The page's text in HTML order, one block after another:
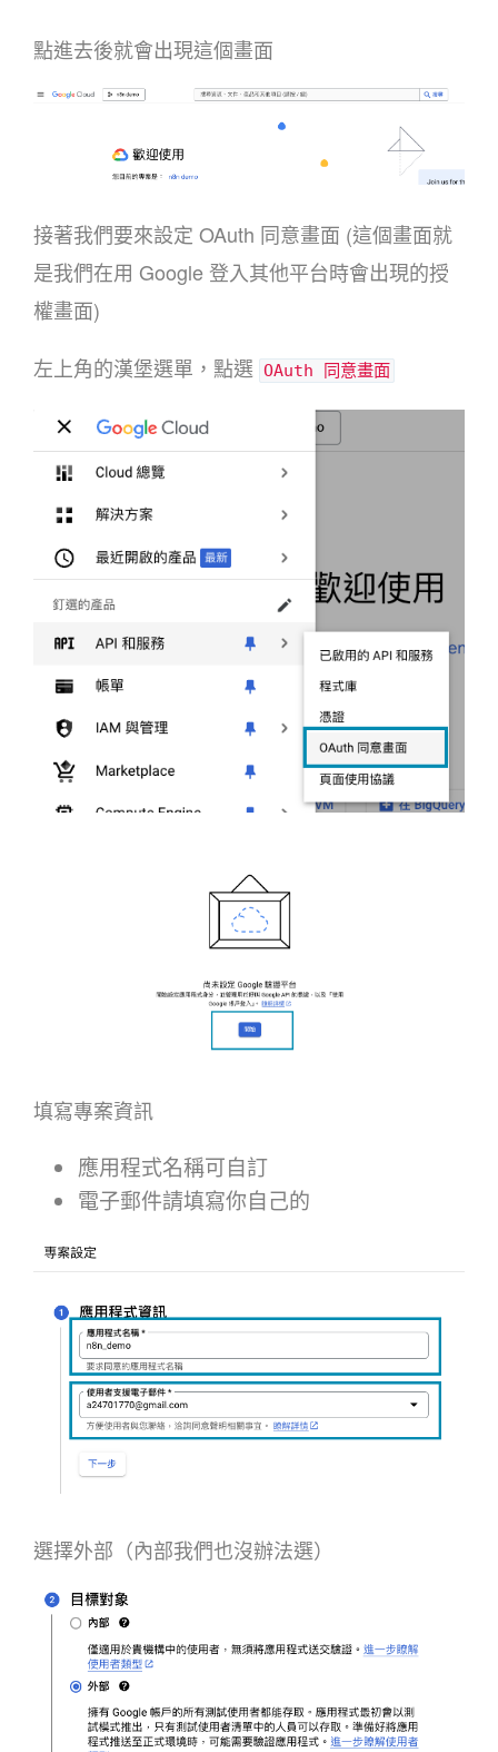
點進去後就會出現這個畫面
接著我們要來設定 OAuth 同意畫面 (這個畫面就
是我們在用 Google 登入其他平台時會出現的授
權畫面)
左上角的漢堡選單，點選 OAuth 同意畫面
填寫專案資訊
應用程式名稱可自訂
電子郵件請填寫你自己的
選擇外部（內部我們也沒辦法選）